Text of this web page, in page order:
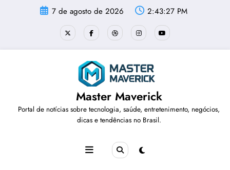
7 de agosto de 2026 2:43:28 PM
Master Maverick
Portal de notícias sobre tecnologia, saúde, entretenimento, negócios,
dicas e tendências no Brasil.